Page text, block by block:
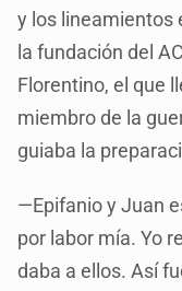
y los lineamientos
la fundación del
Florentino, el que
miembro de la
guiaba la
—Epifanio y Juan
por labor mía. Yo
daba a ellos. Así